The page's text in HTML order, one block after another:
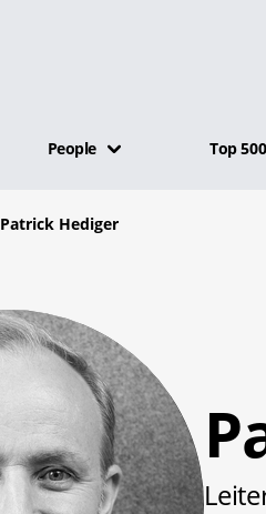
People Top 500
Patrick Hediger